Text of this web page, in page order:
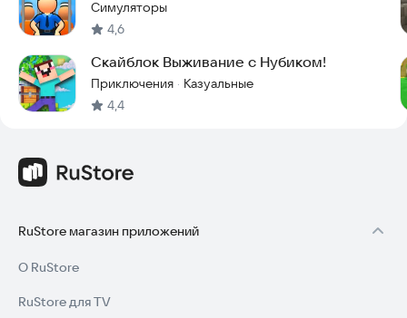
Симуляторы
4,6
Скайблок Выживание с Нубиком!
Приключения · Казуальные
4,4
RuStore магазин приложений
О RuStore
RuStore для TV